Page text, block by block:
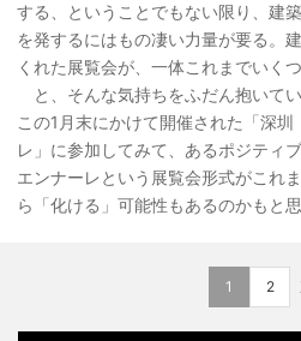
する、ということでもない限り、建
を発するにはもの凄い力量が要る。
くれた展覧会が、一体これまでいく
と、そんな気持ちをふだん抱いて
この1月末にかけて開催された「深
レ」に参加してみて、あるポジティ
エンナーレという展覧会形式がこれ
ら「化ける」可能性もあるのかもと
1 2